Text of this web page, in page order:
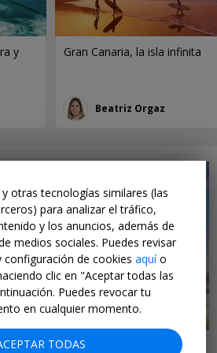
y
Gran Canaria, la isla infinita
Beatriz Orgaz
otras tecnologías similares (las
para analizar el tráfico,
y los anuncios, además de
medios sociales. Puedes revisar
configuración de cookies aquío
clic en "Aceptar todas las
Puedes revocar tu
en cualquier momento.
TODAS